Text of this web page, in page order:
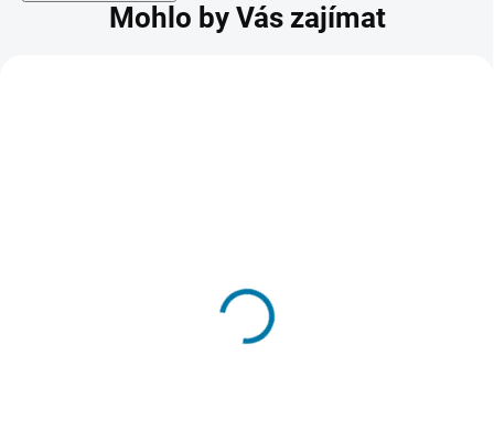
Mohlo by Vás zajímat